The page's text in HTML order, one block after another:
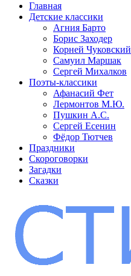
Главная
Детские классики
Агния Барто
Борис Заходер
Корней Чуковский
Самуил Маршак
Сергей Михалков
Поэты-классики
Афанасий Фет
Лермонтов М.Ю.
Пушкин А.С.
Сергей Есенин
Фёдор Тютчев
Праздники
Скороговорки
Загадки
Сказки